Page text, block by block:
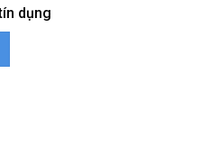
dụng
lít EBB3742M-H số lượng